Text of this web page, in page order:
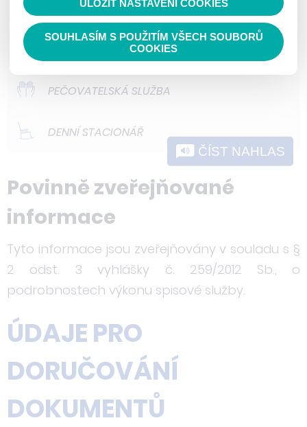
ODLEHČOVACÍ SLUŽBY
DOMOVY PRO OSOBY SE ZDRAVOTNÍM
POSTIŽENÍM
PEČOVATELSKÁ SLUŽBA
DENNÍ STACIONÁŘ
ČÍST NAHLAS
Povinně zveřejňované
informace
Tyto informace jsou zveřejňovány v souladu s §
2 odst. 3 vyhlášky č. 259/2012 Sb., o
podrobnostech výkonu spisové služby.
ÚDAJE PRO
DORUČOVÁNÍ
DOKUMENTŮ
nedokážeme zjistit navštívené odkazy,
prohlížené zboží apod.
ULOŽIT NASTAVENÍ COOKIES
SOUHLASÍM S POUŽITÍM VŠECH SOUBORŮ
COOKIES